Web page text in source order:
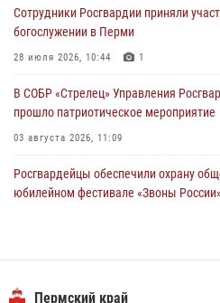
28 июля 2026, 06:15
Сотрудники Росгвардии приняли
богослужении в Перми
28 июля 2026, 10:44 1
В СОБР «Стрелец» Управления
прошло патриотическое мероприятие
03 августа 2026, 11:09
Росгвардейцы обеспечили охрану
юбилейном фестивале «Звоны
ветеринарно-санитарной службы с
Пермский край